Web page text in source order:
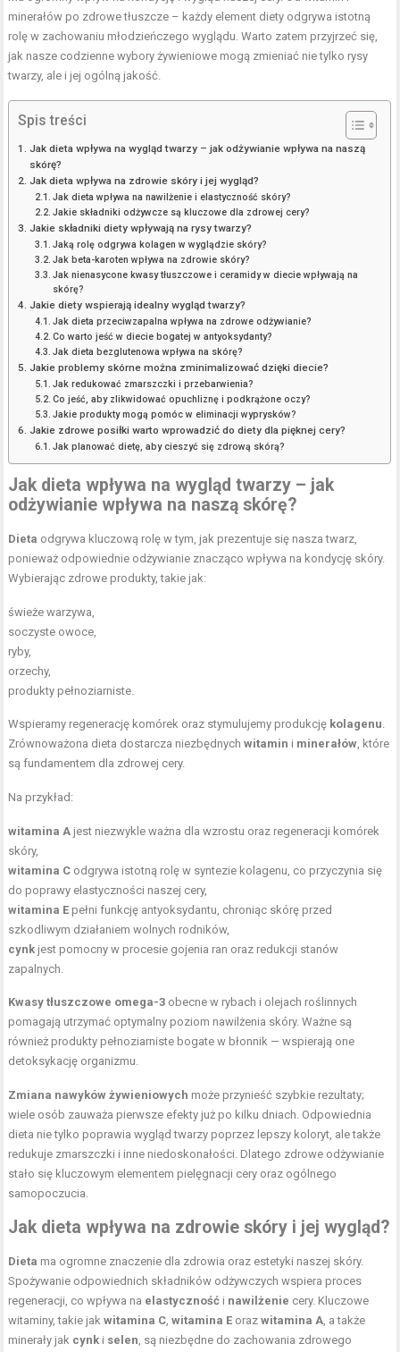
minerałów po zdrowe tłuszcze – każdy element diety odgrywa istotną
rolę w zachowaniu młodzieńczego wyglądu. Warto zatem przyjrzeć się,
jak nasze codzienne wybory żywieniowe mogą zmieniać nie tylko rysy
twarzy, ale i jej ogólną jakość.
Spis treści
Jak dieta wpływa na wygląd twarzy – jak odżywianie wpływa na naszą
skórę?
Jak dieta wpływa na zdrowie skóry i jej wygląd?
Jak dieta wpływa na nawilżenie i elastyczność skóry?
Jakie składniki odżywcze są kluczowe dla zdrowej cery?
Jakie składniki diety wpływają na rysy twarzy?
Jaką rolę odgrywa kolagen w wyglądzie skóry?
Jak beta-karoten wpływa na zdrowie skóry?
Jak nienasycone kwasy tłuszczowe i ceramidy w diecie wpływają na
skórę?
Jakie diety wspierają idealny wygląd twarzy?
Jak dieta przeciwzapalna wpływa na zdrowe odżywianie?
Co warto jeść w diecie bogatej w antyoksydanty?
Jak dieta bezglutenowa wpływa na skórę?
Jakie problemy skórne można zminimalizować dzięki diecie?
Jak redukować zmarszczki i przebarwienia?
Co jeść, aby zlikwidować opuchliznę i podkrążone oczy?
Jakie produkty mogą pomóc w eliminacji wyprysków?
Jakie zdrowe posiłki warto wprowadzić do diety dla pięknej cery?
Jak planować dietę, aby cieszyć się zdrową skórą?
Jak dieta wpływa na wygląd twarzy – jak
odżywianie wpływa na naszą skórę?
Dieta odgrywa kluczową rolę w tym, jak prezentuje się nasza twarz,
ponieważ odpowiednie odżywianie znacząco wpływa na kondycję skóry.
Wybierając zdrowe produkty, takie jak:
świeże warzywa,
soczyste owoce,
ryby,
orzechy,
produkty pełnoziarniste.
Wspieramy regenerację komórek oraz stymulujemy produkcję kolagenu.
Zrównoważona dieta dostarcza niezbędnychwitamin i minerałów, które
są fundamentem dla zdrowej cery.
Na przykład:
witamina A jest niezwykle ważna dla wzrostu oraz regeneracji komórek
skóry,
witamina C odgrywa istotną rolę w syntezie kolagenu, co przyczynia się
do poprawy elastyczności naszej cery,
witamina E pełni funkcję antyoksydantu, chroniąc skórę przed
szkodliwym działaniem wolnych rodników,
cynk jest pomocny w procesie gojenia ran oraz redukcji stanów
zapalnych.
Kwasy tłuszczowe omega-3 obecne w rybach i olejach roślinnych
pomagają utrzymać optymalny poziom nawilżenia skóry. Ważne są
również produkty pełnoziarniste bogate w błonnik — wspierają one
detoksykację organizmu.
Zmiana nawyków żywieniowych może przynieść szybkie rezultaty;
wiele osób zauważa pierwsze efekty już po kilku dniach. Odpowiednia
dieta nie tylko poprawia wygląd twarzy poprzez lepszy koloryt, ale także
redukuje zmarszczki i inne niedoskonałości. Dlatego zdrowe odżywianie
stało się kluczowym elementem pielęgnacji cery oraz ogólnego
samopoczucia.
Jak dieta wpływa na zdrowie skóry i jej wygląd?
Dieta ma ogromne znaczenie dla zdrowia oraz estetyki naszej skóry.
Spożywanie odpowiednich składników odżywczych wspiera proces
regeneracji, co wpływa na elastyczność i nawilżenie cery. Kluczowe
witaminy, takie jakwitamina C,witamina E orazwitamina A, a także
minerały jak cynk i selen, są niezbędne do zachowania zdrowego